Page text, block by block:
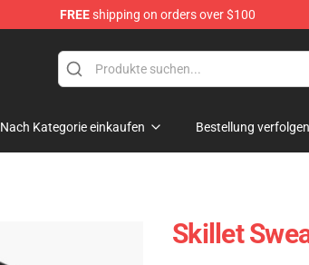
FREEshipping on orders over $100
Nach Kategorie einkaufen Bestellung verfolgen
Skillet